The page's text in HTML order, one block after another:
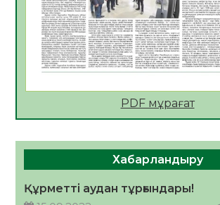
04.08.2026
Үкіметте Президенттің
қолдау жөніндегі
жүзеге асырылу барысы
Жазғы лагерьде оқушылармен
профилактикалық кездесу өтті
04.08.2026
Құрылтай: Қызылордада 1344
мүшесінің білімі жетілдіріледі
04.08.2026
PDF мұрағат
Хабарландыру
Құрметті аудан тұрғындары!